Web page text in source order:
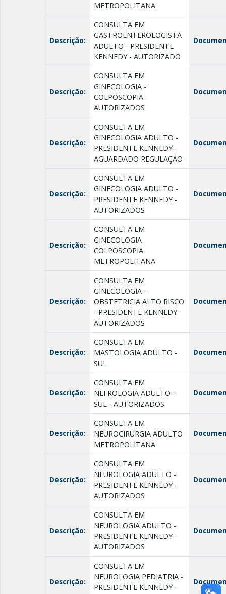
METROPOLITANA
Descrição:
CONSULTA EM
GASTROENTEROLOGISTA
ADULTO - PRESIDENTE
KENNEDY - AUTORIZADO
Descrição:
CONSULTA EM
GINECOLOGIA -
COLPOSCOPIA -
AUTORIZADOS
Descrição:
CONSULTA EM
GINECOLOGIA ADULTO -
PRESIDENTE KENNEDY -
AGUARDADO REGULAÇÃO
Descrição:
CONSULTA EM
GINECOLOGIA ADULTO -
PRESIDENTE KENNEDY -
AUTORIZADOS
Descrição:
CONSULTA EM
GINECOLOGIA
COLPOSCOPIA
METROPOLITANA
Descrição:
CONSULTA EM
GINECOLOGIA -
OBSTETRICIA ALTO RISCO
- PRESIDENTE KENNEDY -
AUTORIZADOS
Descrição:
CONSULTA EM
MASTOLOGIA ADULTO -
SUL
Descrição:
CONSULTA EM
NEFROLOGIA ADULTO -
SUL - AUTORIZADOS
Descrição:
CONSULTA EM
NEUROCIRURGIA ADULTO
METROPOLITANA
Descrição:
CONSULTA EM
NEUROLOGIA ADULTO -
PRESIDENTE KENNEDY -
AUTORIZADOS
Descrição:
CONSULTA EM
NEUROLOGIA ADULTO -
PRESIDENTE KENNEDY -
AUTORIZADOS
Descrição:
CONSULTA EM
NEUROLOGIA PEDIATRIA -
PRESIDENTE KENNEDY -